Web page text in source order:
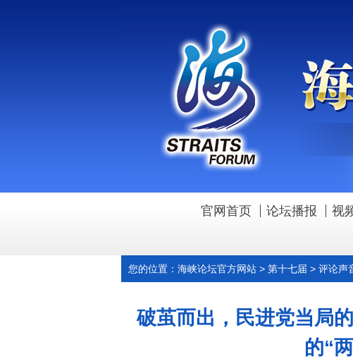
官网首页 论坛播报 视
您的位置： 海峡论坛官方网站 > 第十七届 > 评论声
破茧而出，民进党当局
的“